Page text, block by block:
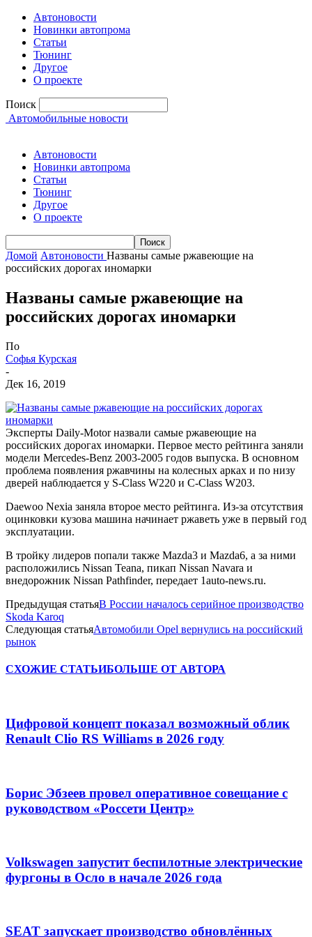
Автоновости
Новинки автопрома
Статьи
Тюнинг
Другое
О проекте
Поиск
Автомобильные новости
Автоновости
Новинки автопрома
Статьи
Тюнинг
Другое
О проекте
Домой Автоновости Названы самые ржавеющие на
российских дорогах иномарки
Названы самые ржавеющие на
российских дорогах иномарки
По
Софья Курская
-
Дек 16, 2019
Эксперты Daily-Motor назвали самые ржавеющие на
российских дорогах иномарки. Первое место рейтинга заняли
модели Mercedes-Benz 2003-2005 годов выпуска. В основном
проблема появления ржавчины на колесных арках и по низу
дверей наблюдается у S-Class W220 и C-Class W203.
Daewoo Nexia заняла второе место рейтинга. Из-за отсутствия
оцинковки кузова машина начинает ржаветь уже в первый год
эксплуатации.
В тройку лидеров попали также Mazda3 и Mazda6, а за ними
расположились Nissan Teana, пикап Nissan Navara и
внедорожник Nissan Pathfinder, передает 1auto-news.ru.
Предыдущая статьяВ России началось серийное производство
Skoda Karoq
Следующая статьяАвтомобили Opel вернулись на российский
рынок
СХОЖИЕ СТАТЬИБОЛЬШЕ ОТ АВТОРА
Цифровой концепт показал возможный облик
Renault Clio RS Williams в 2026 году
Борис Эбзеев провел оперативное совещание с
руководством «Россети Центр»
Volkswagen запустит беспилотные электрические
фургоны в Осло в начале 2026 года
SEAT запускает производство обновлённых